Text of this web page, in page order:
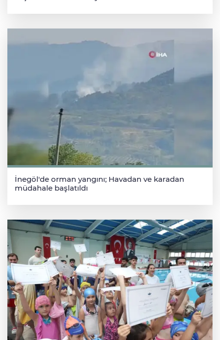
İnegöl'de orman yangını; Havadan ve karadan
müdahale başlatıldı